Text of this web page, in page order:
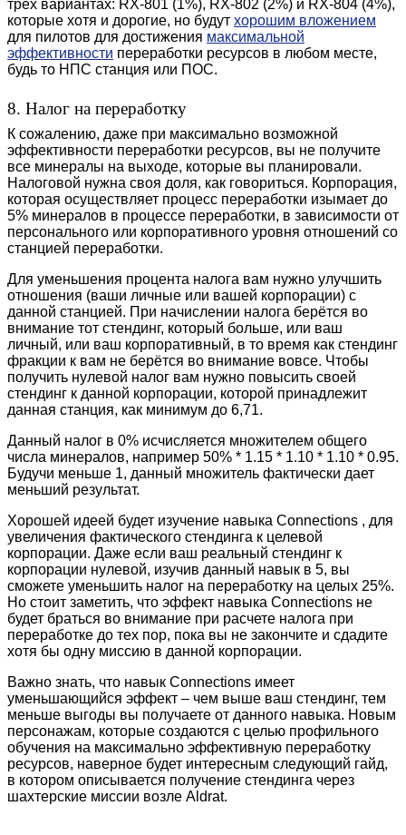
трех вариантах: RX-801 (1%), RX-802 (2%) и RX-804 (4%),
которые хотя и дорогие, но будут хорошим вложением
для пилотов для достижения максимальной
эффективности переработки ресурсов в любом месте,
будь то НПС станция или ПОС.
8. Налог на переработку
К сожалению, даже при максимально возможной
эффективности переработки ресурсов, вы не получите
все минералы на выходе, которые вы планировали.
Налоговой нужна своя доля, как говориться. Корпорация,
которая осуществляет процесс переработки изымает до
5% минералов в процессе переработки, в зависимости от
персонального или корпоративного уровня отношений со
станцией переработки.
Для уменьшения процента налога вам нужно улучшить
отношения (ваши личные или вашей корпорации) с
данной станцией. При начислении налога берётся во
внимание тот стендинг, который больше, или ваш
личный, или ваш корпоративный, в то время как стендинг
фракции к вам не берётся во внимание вовсе. Чтобы
получить нулевой налог вам нужно повысить своей
стендинг к данной корпорации, которой принадлежит
данная станция, как минимум до 6,71.
Данный налог в 0% исчисляется множителем общего
числа минералов, например 50% * 1.15 * 1.10 * 1.10 * 0.95.
Будучи меньше 1, данный множитель фактически дает
меньший результат.
Хорошей идеей будет изучение навыка Connections , для
увеличения фактического стендинга к целевой
корпорации. Даже если ваш реальный стендинг к
корпорации нулевой, изучив данный навык в 5, вы
сможете уменьшить налог на переработку на целых 25%.
Но стоит заметить, что эффект навыка Connections не
будет браться во внимание при расчете налога при
переработке до тех пор, пока вы не закончите и сдадите
хотя бы одну миссию в данной корпорации.
Важно знать, что навык Connections имеет
уменьшающийся эффект – чем выше ваш стендинг, тем
меньше выгоды вы получаете от данного навыка. Новым
персонажам, которые создаются с целью профильного
обучения на максимально эффективную переработку
ресурсов, наверное будет интересным следующий гайд,
в котором описывается получение стендинга через
шахтерские миссии возле Aldrat.